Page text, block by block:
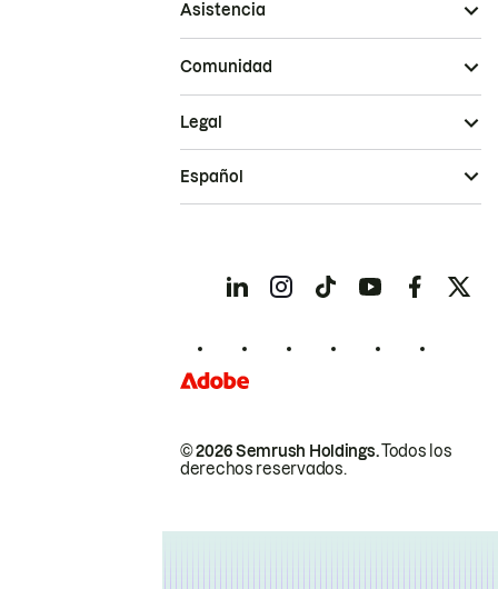
Asistencia
Comunidad
© 2026 Semrush Holdings.Todos los
derechos reservados.
Legal
Español